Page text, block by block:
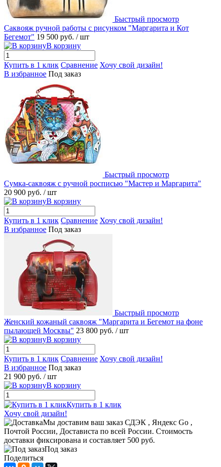
Быстрый просмотр
Саквояж ручной работы с рисунком "Маргарита и Кот
Бегемот" 19 500 руб. / шт
В корзину
Купить в 1 клик Сравнение Хочу свой дизайн!
В избранное Под заказ
Быстрый просмотр
Сумка-саквояж с ручной росписью "Мастер и Маргарита"
20 900 руб. / шт
В корзину
Купить в 1 клик Сравнение Хочу свой дизайн!
В избранное Под заказ
Быстрый просмотр
Женский кожаный саквояж "Маргарита и Бегемот на фоне
пылающей Москвы" 23 800 руб. / шт
В корзину
Купить в 1 клик Сравнение Хочу свой дизайн!
В избранное Под заказ
21 900 руб. / шт
В корзину
Купить в 1 клик
Хочу свой дизайн!
Мы доставим ваш заказ СДЭК , Яндекс Go ,
Почтой России, Достависта по всей России. Стоимость
доставки фиксирована и составляет 500 руб.
Под заказ
Поделиться